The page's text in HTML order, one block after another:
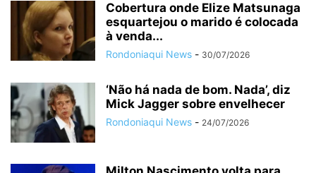
Cobertura onde Elize Matsunaga
esquartejou o marido é colocada
à venda...
Rondoniaqui News - 30/07/2026
‘Não há nada de bom. Nada’, diz
Mick Jagger sobre envelhecer
Rondoniaqui News - 24/07/2026